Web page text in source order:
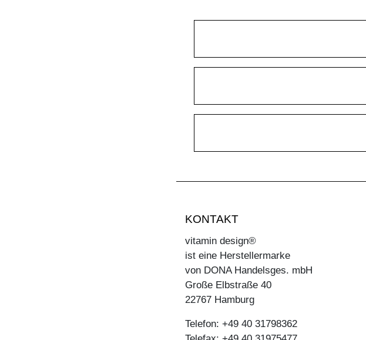
KONTAKT
vitamin design®
ist eine Herstellermarke
von DONA Handelsges. mbH
Große Elbstraße 40
22767 Hamburg
Telefon: +49 40 31798362